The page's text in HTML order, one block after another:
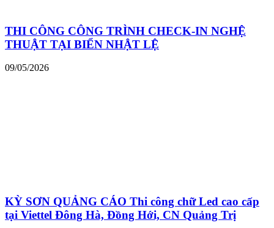
THI CÔNG CÔNG TRÌNH CHECK-IN NGHỆ
THUẬT TẠI BIỂN NHẬT LỆ
09/05/2026
KỲ SƠN QUẢNG CÁO Thi công chữ Led cao cấp
tại Viettel Đông Hà, Đồng Hới, CN Quảng Trị